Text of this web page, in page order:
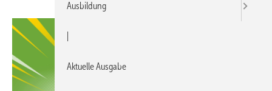
Ausbildung
Aktuelle Ausgabe